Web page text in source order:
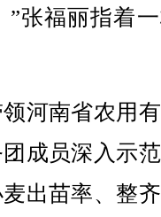
张福丽指着
河南省农用
成员深入示
出苗率、整